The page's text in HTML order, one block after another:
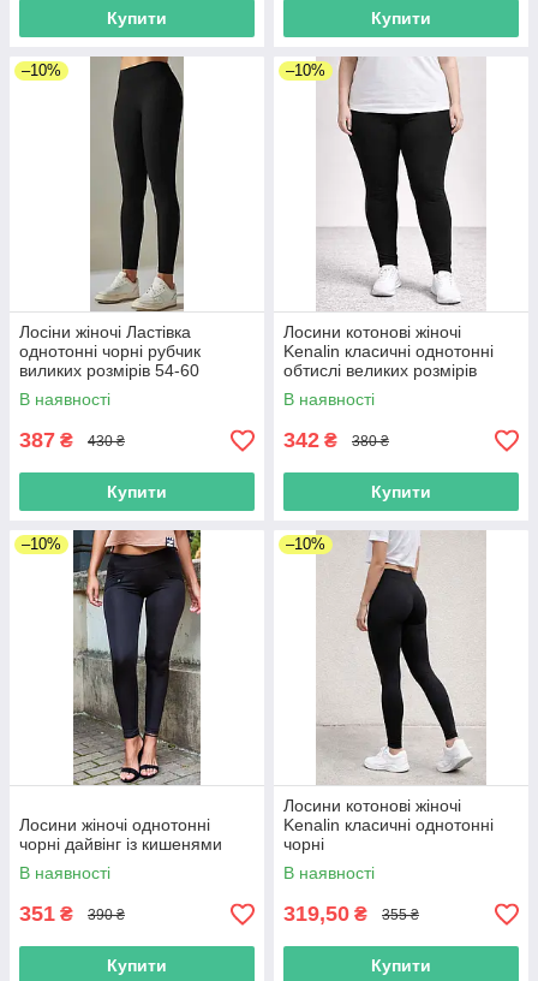
Купити Купити
–10%
Лосіни жіночі Ластівка
однотонні чорні рубчик
виликих розмірів 54-60
В наявності
387 ₴ 430 ₴
Купити
–10%
Лосини котонові жіночі
Kenalin класичні однотонні
обтислі великих розмірів
чорні розмір 54-60
В наявності
342 ₴ 380 ₴
Купити
–10%
Лосини жіночі однотонні
чорні дайвінг із кишенями
В наявності
351 ₴ 390 ₴
Купити
–10%
Лосини котонові жіночі
Kenalin класичні однотонні
чорні
В наявності
319,50 ₴ 355 ₴
Купити